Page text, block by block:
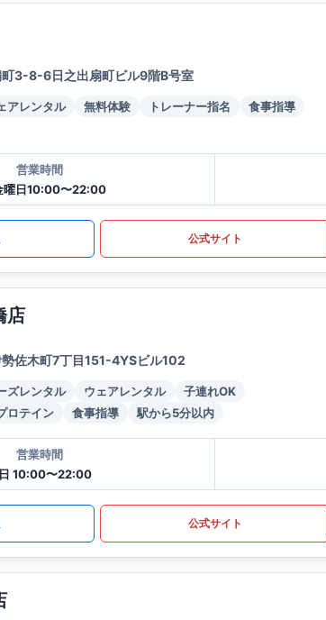
3-8-6日之出扇町ビル9階B号室
アレンタル 無料体験 トレーナー指名
食事指導
営業時間
曜日10:00〜22:00
公式サイト
店
佐木町7丁目151-4YSビル102
ズレンタル ウェアレンタル
子連れOK
ロテイン 食事指導 駅から5分以内
営業時間
10:00〜22:00
公式サイト